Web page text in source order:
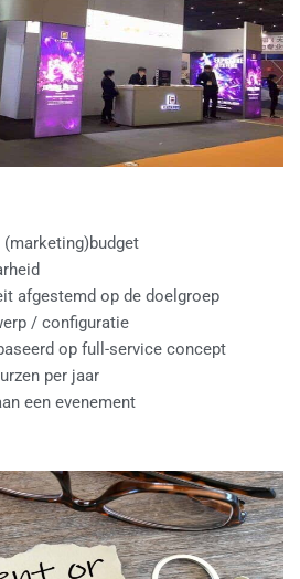
afgestemd op de doelgroep
/ configuratie
op full-service concept
per jaar
een evenement